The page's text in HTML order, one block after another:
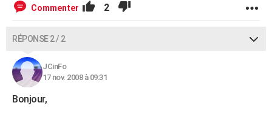
Commenter 2
RÉPONSE 2 / 2
JCinFo
17 nov. 2008 à 09:31
Bonjour,